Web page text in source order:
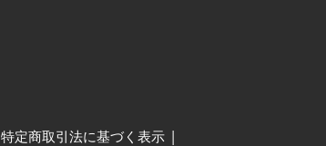
特定商取引法に基づく表示